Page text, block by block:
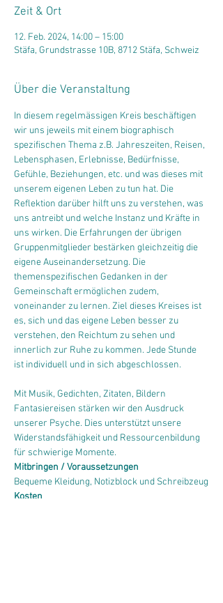
Zeit & Ort
12. Feb. 2024, 14:00 – 15:00
Stäfa, Grundstrasse 10B, 8712 Stäfa, Schweiz
Über die Veranstaltung
In diesem regelmässigen Kreis beschäftigen
wir uns jeweils mit einem biographisch
spezifischen Thema z.B. Jahreszeiten, Reisen,
Lebensphasen, Erlebnisse, Bedürfnisse,
Gefühle, Beziehungen, etc. und was dieses mit
unserem eigenen Leben zu tun hat. Die
Reflektion darüber hilft uns zu verstehen, was
uns antreibt und welche Instanz und Kräfte in
uns wirken. Die Erfahrungen der übrigen
Gruppenmitglieder bestärken gleichzeitig die
eigene Auseinandersetzung. Die
themenspezifischen Gedanken in der
Gemeinschaft ermöglichen zudem,
voneinander zu lernen. Ziel dieses Kreises ist
es, sich und das eigene Leben besser zu
verstehen, den Reichtum zu sehen und
innerlich zur Ruhe zu kommen. Jede Stunde
ist individuell und in sich abgeschlossen.
Mit Musik, Gedichten, Zitaten, Bildern
Fantasiereisen stärken wir den Ausdruck
unserer Psyche. Dies unterstützt unsere
Widerstandsfähigkeit und Ressourcenbildung
für schwierige Momente.
Mitbringen / Voraussetzungen
Bequeme Kleidung, Notizblock und Schreibzeug
Kosten